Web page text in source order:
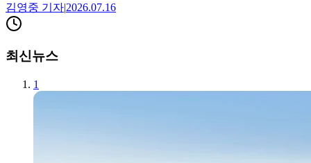
김영중 기자|2026.07.16
최신뉴스
1